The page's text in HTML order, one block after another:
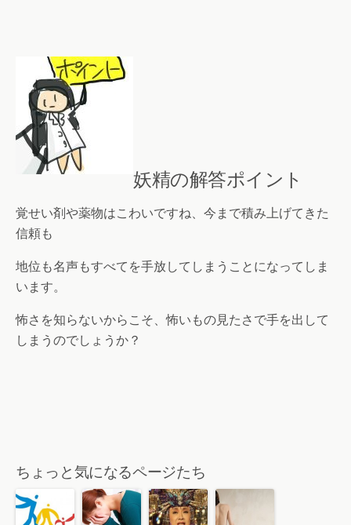
妖精の解答ポイント
覚せい剤や薬物はこわいですね、今まで積み上げてきた
信頼も
地位も名声もすべてを手放してしまうことになってしま
います。
怖さを知らないからこそ、怖いもの見たさで手を出して
しまうのでしょうか？
ちょっと気になるページたち